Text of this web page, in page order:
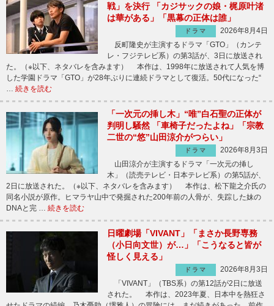
戦」を決行 「カジサックの娘・梶原叶渚
は華がある」「黒幕の正体は誰」
ドラマ
2026年8月4日
反町隆史が主演するドラマ「GTO」（カンテ
レ・フジテレビ系）の第3話が、3日に放送され
た。（※以下、ネタバレを含みます） 本作は、1998年に放送されて人気を博
した学園ドラマ「GTO」が28年ぶりに連続ドラマとして復活。50代になった“
続きを読む
「一次元の挿し木」“唯”白石聖の正体が
判明し騒然 「車椅子だったよね」「宗教
二世の“悠”山田涼介がつらい」
ドラマ
2026年8月3日
山田涼介が主演するドラマ「一次元の挿し
木」（読売テレビ・日本テレビ系）の第5話が、
2日に放送された。（※以下、ネタバレを含みます） 本作は、松下龍之介氏の
同名小説が原作。ヒマラヤ山中で発掘された200年前の人骨が、失踪した妹の
DNAと完 … 続きを読む
日曜劇場「VIVANT」「まさか長野専務
（小日向文世）が…」「こうなると皆が
怪しく見える」
ドラマ
2026年8月3日
「VIVANT」（TBS系）の第12話が2日に放送
された。 本作は、2023年夏、日本中を熱狂さ